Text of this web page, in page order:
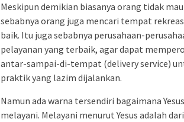
Meskipun demikian biasanya orang tidak
sebabnya orang juga mencari tempat
baik. Itu juga sebabnya perusahaan-
pelayanan yang terbaik, agar dapat
antar-sampai-di-tempat (delivery service)
praktik yang lazim dijalankan.
Namun ada warna tersendiri bagaimana
melayani. Melayani menurut Yesus adalah